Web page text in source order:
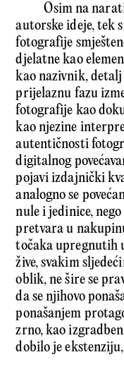
Osim na
autorske ideje, tek
fotografije
djelatne kao
kao nazivnik,
prijelaznu fazu
fotografije kao
kao njezine
autentičnosti
digitalnog
pojavi izdajnički
analogno se
nule i jedinice,
pretvara u
točaka upregnutih
žive, svakim
oblik, ne šire se
da se njihovo
ponašanjem
zrno, kao
dobilo je